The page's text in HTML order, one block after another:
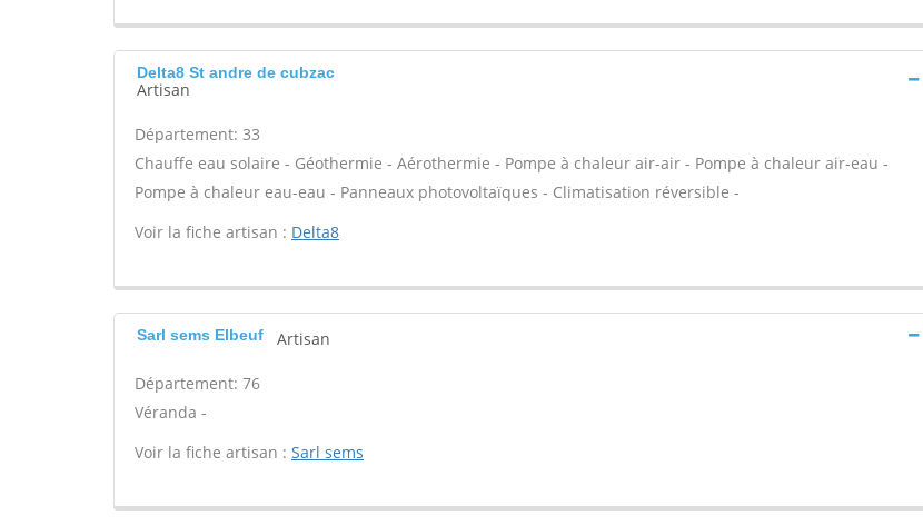
Delta8 St andre de cubzac
Artisan
Département: 33
Chauffe eau solaire - Géothermie - Aérothermie - Pompe à chaleur air-air - Pompe à chaleur air-eau -
Pompe à chaleur eau-eau - Panneaux photovoltaïques - Climatisation réversible -
Voir la fiche artisan : Delta8
Sarl sems Elbeuf Artisan
Département: 76
Véranda -
Voir la fiche artisan : Sarl sems